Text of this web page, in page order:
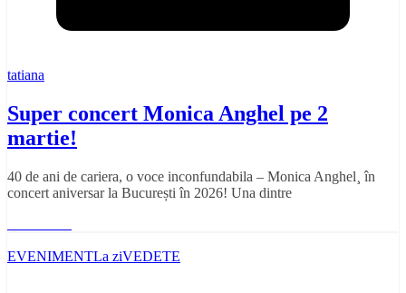
tatiana
Super concert Monica Anghel pe 2
martie!
40 de ani de cariera, o voce inconfundabila – Monica Anghel¸ în
concert aniversar la București în 2026! Una dintre
EVENIMENTLa ziVEDETE